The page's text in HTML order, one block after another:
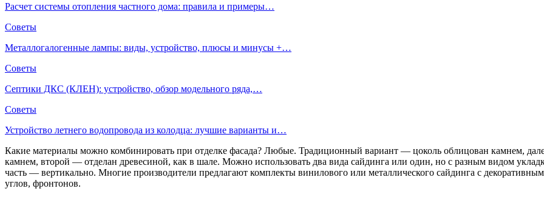
Расчет системы отопления частного дома: правила и примеры…
Советы
Металлогалогенные лампы: виды, устройство, плюсы и минусы +…
Советы
Септики ДКС (КЛЕН): устройство, обзор модельного ряда,…
Советы
Устройство летнего водопровода из колодца: лучшие варианты и…
Какие материалы можно комбинировать при отделке фасада? Любые. Традиционный вариант — цоколь облицован камнем,
камнем, второй — отделан древесиной, как в шале. Можно использовать два вида сайдинга или один, но с разным видом
часть — вертикально. Многие производители предлагают комплекты винилового или металлического сайдинга с
углов, фронтонов.